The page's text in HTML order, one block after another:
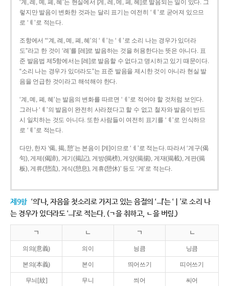
‘계, 례, 몌, 폐, 혜’는 현실에서 [게, 레, 메, 페, 헤]로 발음되는 일이 있다. 그
렇지만 발음이 변화한 것과는 달리 표기는 여전히 ‘ㅖ’로 굳어져 있으므
로 ‘ㅖ’로 적는다.
조항에서 “‘계, 례, 몌, 폐, 혜’의 ‘ㅖ’는 ‘ㅔ’로 소리 나는 경우가 있더라
도”라고 한 것이 ‘례’를 [레]로 발음하는 것을 허용한다는 뜻은 아니다. 표
준 발음법 제5항에서는 [레]로 발음할 수 없다고 명시하고 있기 때문이다.
“소리 나는 경우가 있더라도”는 표준 발음을 제시한 것이 아니라 현실 발
음을 언급한 것이라고 해석해야 한다.
‘계, 몌, 폐, 혜’는 발음의 변화를 따르면 ‘ㅔ’로 적어야 할 것처럼 보인다.
그러나 ‘ㅖ’의 발음이 완전히 사라졌다고 할 수 없고 철자와 발음이 반드
시 일치하는 것도 아니다. 또한 사람들이 여전히 표기를 ‘ㅖ’로 인식하므
로 ‘ㅖ’로 적는다.
다만, 한자 ‘偈, 揭, 憩’는 본음이 [게]이므로 ‘ㅔ’로 적는다. 따라서 ‘게구(偈
句), 게제(偈諦), 게기(揭記), 게방(揭榜), 게양(揭揚), 게재(揭載), 게판(揭
板), 게류(憩流), 게식(憩息), 게휴(憩休)’ 등도 ‘게’로 적는다.
제9항 ‘의’나, 자음을 첫소리로 가지고 있는 음절의 ‘ㅢ’는 ‘ㅣ’로 소리 나
는 경우가 있더라도 ‘ㅢ’로 적는다. (ㄱ을 취하고, ㄴ을 버림.)
ㄱ ㄴ ㄱ ㄴ
의의(意義) 의이 닁큼 닝큼
본의(本義) 본이 띄어쓰기 띠어쓰기
무늬[紋] 무니 씌어 씨어